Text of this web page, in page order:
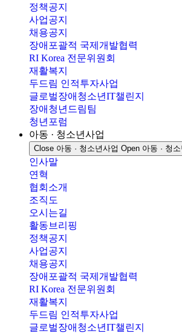
정책공지
사업공지
채용공지
장애포괄적 국제개발협력
RI Korea 전문위원회
재활복지
두드림 인적투자사업
글로벌장애청소년IT챌린지
장애청년드림팀
청년포럼
아동 · 청소년사업
Close 아동 · 청소년사업 Open 아동 · 청
인사말
연혁
협회소개
조직도
오시는길
활동브리핑
정책공지
사업공지
채용공지
장애포괄적 국제개발협력
RI Korea 전문위원회
재활복지
두드림 인적투자사업
글로벌장애청소년IT챌린지